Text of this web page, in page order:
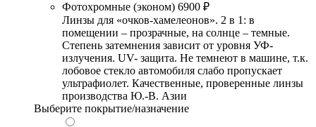
Фотохромные (эконом) 6900 ₽
Линзы для «очков-хамелеонов». 2 в 1: в
помещении – прозрачные, на солнце – темные.
Степень затемнения зависит от уровня УФ-
излучения. UV- защита. Не темнеют в машине, т.к.
лобовое стекло автомобиля слабо пропускает
ультрафиолет. Качественные, проверенные линзы
производства Ю.-В. Азии
Выберите покрытие/назначение